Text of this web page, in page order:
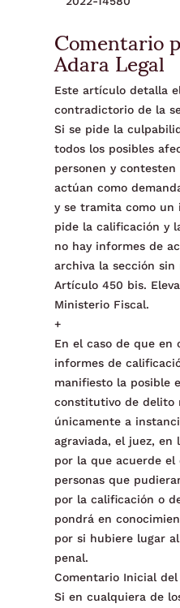
Comentario
Adara Legal
Este artículo detalla
contradictorio de la
Si se pide la
todos los posibles
personen y
actúan como
y se tramita como un
pide la calificación y
no hay informes de
archiva la sección sin
Artículo 450 bis.
Ministerio Fiscal.
+
En el caso de que en
informes de
manifiesto la posible
constitutivo de delito
únicamente a
agraviada, el juez, en
por la que acuerde el
personas que
por la calificación o
pondrá en
por si hubiere lugar
penal.
Comentario Inicial del
Si en cualquiera de